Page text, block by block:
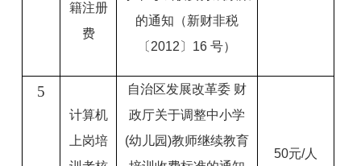
籍注册
费
的通知（新财非税
〔2012〕16 号）
5
计算机
上岗培
自治区发展改革委 财
政厅关于调整中小学
(幼儿园)教师继续教育
50元/人